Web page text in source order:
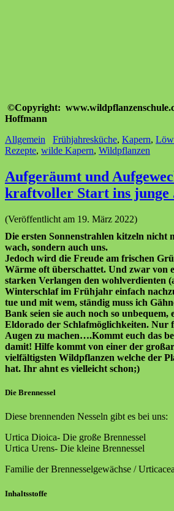
©Copyright:
Hoffmann
Allgemein
Frühjahresküche, Kapern,
Rezepte, wilde Kapern, Wildpflanzen
Aufgeräumt und
kraftvoller Start ins junge
(Veröffentlicht am 19. März 2022)
Die ersten Sonnenstrahlen kitzeln nicht
wach, sondern auch uns.
Jedoch wird die Freude am frischen
Wärme oft überschattet. Und zwar von
starken Verlangen den wohlverdienten
Winterschlaf im Frühjahr einfach
tue und mit wem, ständig muss ich
Bank seien sie auch noch so unbequem,
Eldorado der Schlafmöglichkeiten. Nur
Augen zu machen….Kommt euch das
damit! Hilfe kommt von einer der
vielfältigsten Wildpflanzen welche der
hat. Ihr ahnt es vielleicht schon;)
Die Brennessel
Diese brennenden Nesseln gibt es bei uns:
Urtica Dioica- Die große Brennessel
Urtica Urens- Die kleine Brennessel
Familie der Brennesselgewächse /
Inhaltsstoffe